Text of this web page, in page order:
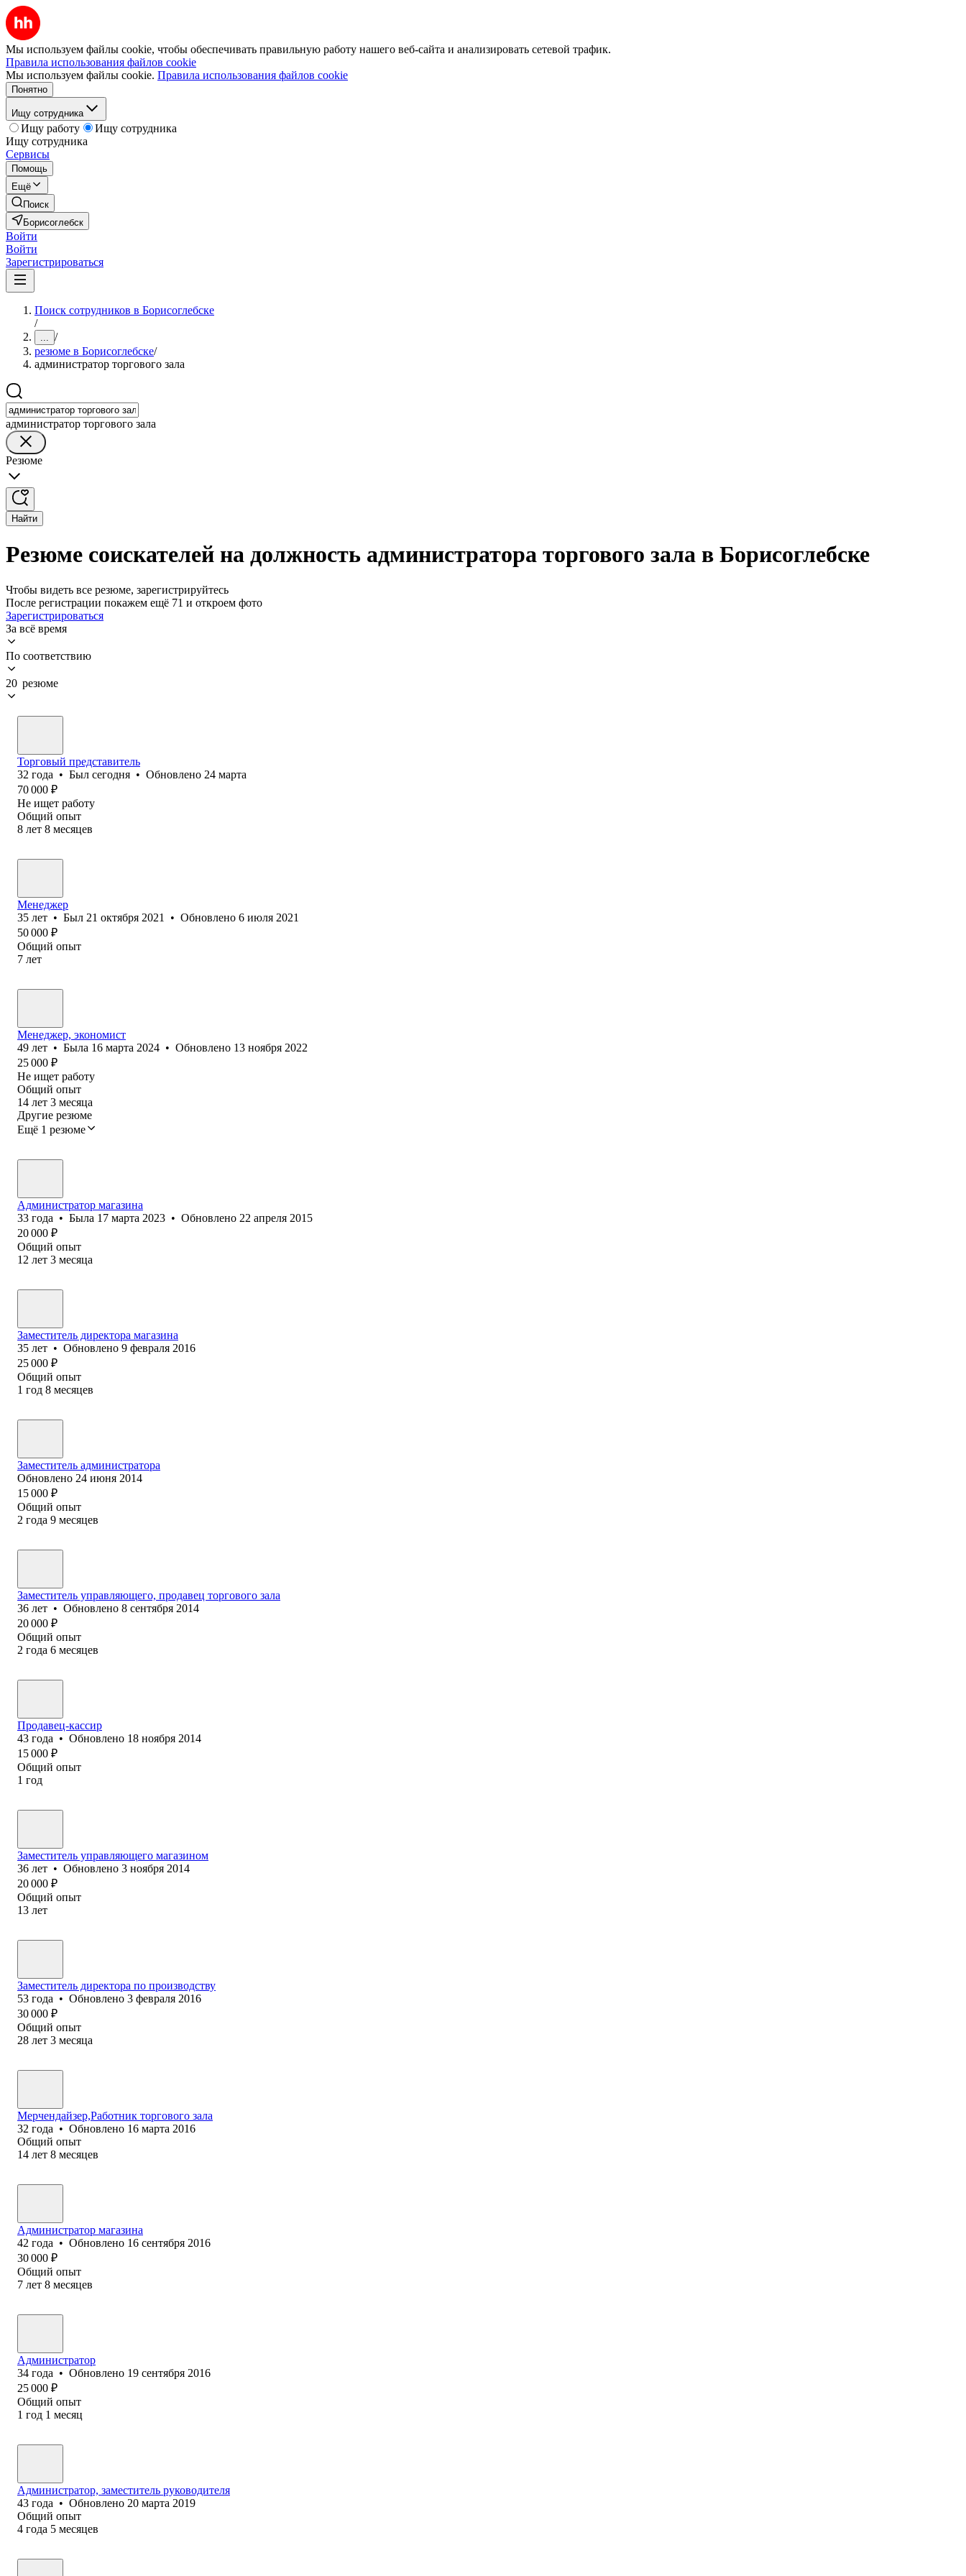
Мы используем файлы cookie, чтобы обеспечивать правильную работу нашего веб-сайта и анализировать сетевой трафик.
Правила использования файлов cookie
Мы используем файлы cookie. Правила использования файлов cookie
Понятно
Ищу сотрудника
Ищу работу
Ищу сотрудника
Ищу сотрудника
Сервисы
Помощь
Ещё
Поиск
Борисоглебск
Войти
Войти
Зарегистрироваться
Поиск сотрудников в Борисоглебске
/
... /
резюме в Борисоглебске/
администратор торгового зала
администратор торгового зала
Резюме
Найти
Резюме соискателей на должность администратора торгового зала в Борисоглебске
Чтобы видеть все резюме, зарегистрируйтесь
После регистрации покажем ещё 71 и откроем фото
Зарегистрироваться
За всё время
По соответствию
20 резюме
Торговый представитель
32 года • Был сегодня • Обновлено 24 марта
70 000 ₽
Не ищет работу
Общий опыт
8 лет 8 месяцев
Менеджер
35 лет • Был 21 октября 2021 • Обновлено 6 июля 2021
50 000 ₽
Общий опыт
7 лет
Менеджер, экономист
49 лет • Была 16 марта 2024 • Обновлено 13 ноября 2022
25 000 ₽
Не ищет работу
Общий опыт
14 лет 3 месяца
Другие резюме
Ещё 1 резюме
Администратор магазина
33 года • Была 17 марта 2023 • Обновлено 22 апреля 2015
20 000 ₽
Общий опыт
12 лет 3 месяца
Заместитель директора магазина
35 лет • Обновлено 9 февраля 2016
25 000 ₽
Общий опыт
1 год 8 месяцев
Заместитель администратора
Обновлено 24 июня 2014
15 000 ₽
Общий опыт
2 года 9 месяцев
Заместитель управляющего, продавец торгового зала
36 лет • Обновлено 8 сентября 2014
20 000 ₽
Общий опыт
2 года 6 месяцев
Продавец-кассир
43 года • Обновлено 18 ноября 2014
15 000 ₽
Общий опыт
1 год
Заместитель управляющего магазином
36 лет • Обновлено 3 ноября 2014
20 000 ₽
Общий опыт
13 лет
Заместитель директора по производству
53 года • Обновлено 3 февраля 2016
30 000 ₽
Общий опыт
28 лет 3 месяца
Мерчендайзер,Работник торгового зала
32 года • Обновлено 16 марта 2016
Общий опыт
14 лет 8 месяцев
Администратор магазина
42 года • Обновлено 16 сентября 2016
30 000 ₽
Общий опыт
7 лет 8 месяцев
Администратор
34 года • Обновлено 19 сентября 2016
25 000 ₽
Общий опыт
1 год 1 месяц
Администратор, заместитель руководителя
43 года • Обновлено 20 марта 2019
Общий опыт
4 года 5 месяцев